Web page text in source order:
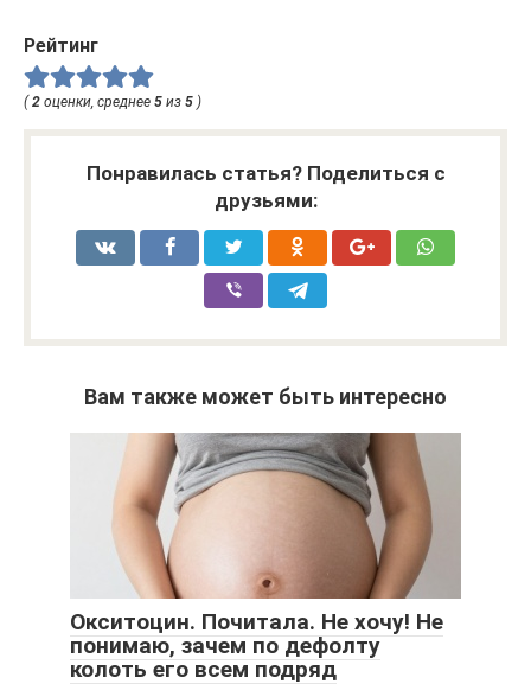
Рейтинг
(2 оценки, среднее 5 из 5 )
Понравилась статья? Поделиться с
друзьями:
Вам также может быть интересно
Окситоцин. Почитала. Не хочу! Не
понимаю, зачем по дефолту
колоть его всем подряд